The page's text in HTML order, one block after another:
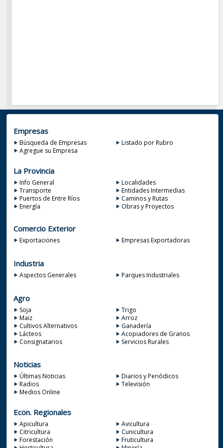
Empresas
Búsqueda de Empresas
Listado por Rubro
Agregue su Empresa
La Provincia
Info General
Localidades
Transporte
Entidades Intermedias
Puertos de Entre Ríos
Caminos y Rutas
Energía
Obras y Proyectos
Comercio Exterior
Exportaciones Empresas Exportadoras
Industria
Aspectos Generales Parques Industriales
Agro
Soja
Trigo
Maiz
Arroz
Cultivos Alternativos
Ganadería
Lácteos
Acopiadores de Granos
Consignatarios
Servicios Rurales
Noticias
Últimas Noticias
Diarios y Periódicos
Radios
Televisión
Medios Online
Econ. Regionales
Apicultura
Avicultura
Citricultura
Cunicultura
Forestación
Fruticultura